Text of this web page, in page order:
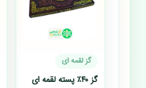
گز لقمه ای
گز ۴۰٪ پسته لقمه ای